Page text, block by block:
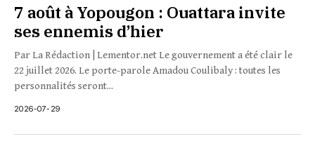
7 août à Yopougon : Ouattara invite
ses ennemis d’hier
Par La Rédaction | Lementor.net Le gouvernement a été clair le
22 juillet 2026. Le porte-parole Amadou Coulibaly : toutes les
personnalités seront...
2026-07-29